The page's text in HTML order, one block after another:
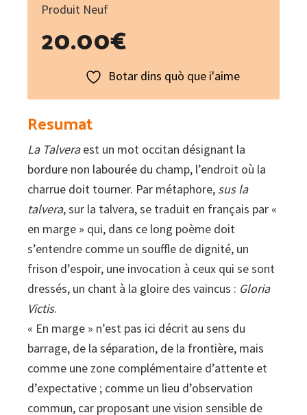
Produit Neuf
20.00€
Botar dins quò que i'aime
Resumat
La Talveraest un mot occitan désignant la
bordure non labourée du champ, l’endroit où la
charrue doit tourner. Par métaphore, sus la
talvera, sur la talvera, se traduit en français par «
en marge » qui, dans ce long poème doit
s’entendre comme un souffle de dignité, un
frison d’espoir, une invocation à ceux qui se sont
dressés, un chant à la gloire des vaincus : Gloria
Victis.
« En marge » n’est pas ici décrit au sens du
barrage, de la séparation, de la frontière, mais
comme une zone complémentaire d’attente et
d’expectative ; comme un lieu d’observation
commun, car proposant une vision sensible de